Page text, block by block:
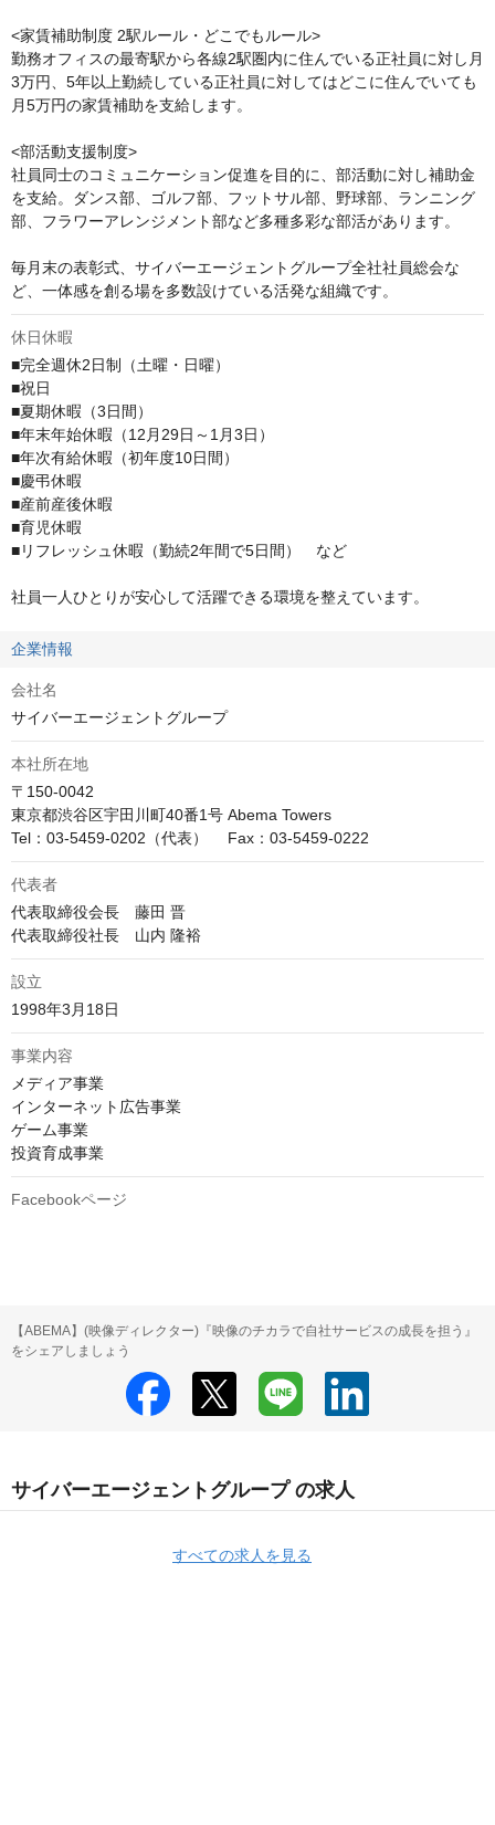
<家賃補助制度 2駅ルール・どこでもルール>
勤務オフィスの最寄駅から各線2駅圏内に住んでいる正社員に対し月
3万円、5年以上勤続している正社員に対してはどこに住んでいても
月5万円の家賃補助を支給します。
<部活動支援制度>
社員同士のコミュニケーション促進を目的に、部活動に対し補助金
を支給。ダンス部、ゴルフ部、フットサル部、野球部、ランニング
部、フラワーアレンジメント部など多種多彩な部活があります。
毎月末の表彰式、サイバーエージェントグループ全社社員総会な
ど、一体感を創る場を多数設けている活発な組織です。
休日休暇
■完全週休2日制（土曜・日曜）
■祝日
■夏期休暇（3日間）
■年末年始休暇（12月29日～1月3日）
■年次有給休暇（初年度10日間）
■慶弔休暇
■産前産後休暇
■育児休暇
■リフレッシュ休暇（勤続2年間で5日間）　など
社員一人ひとりが安心して活躍できる環境を整えています。
企業情報
会社名
サイバーエージェントグループ
本社所在地
〒150-0042
東京都渋谷区宇田川町40番1号 Abema Towers
Tel：03-5459-0202（代表）　 Fax：03-5459-0222
代表者
代表取締役会長　藤田 晋
代表取締役社長　山内 隆裕
設立
1998年3月18日
事業内容
メディア事業
インターネット広告事業
ゲーム事業
投資育成事業
Facebookページ
【ABEMA】(映像ディレクター)『映像のチカラで自社サービスの成長を担う』
をシェアしましょう
サイバーエージェントグループ の求人
すべての求人を見る